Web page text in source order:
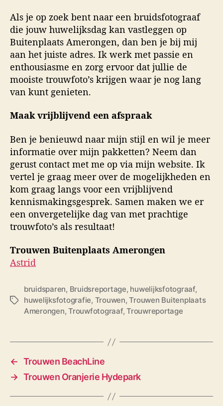
Als je op zoek bent naar een bruidsfotograaf
die jouw huwelijksdag kan vastleggen op
Buitenplaats Amerongen, dan ben je bij mij
aan het juiste adres. Ik werk met passie en
enthousiasme en zorg ervoor dat jullie de
mooiste trouwfoto’s krijgen waar je nog lang
van kunt genieten.
Maak vrijblijvend een afspraak
Ben je benieuwd naar mijn stijl en wil je meer
informatie over mijn pakketten? Neem dan
gerust contact met me op via mijn website. Ik
vertel je graag meer over de mogelijkheden en
kom graag langs voor een vrijblijvend
kennismakingsgesprek. Samen maken we er
een onvergetelijke dag van met prachtige
trouwfoto’s als resultaat!
Trouwen Buitenplaats Amerongen
Astrid
T
bruidsparen, Bruidsreportage, huwelijksfotograaf,
huwelijksfotografie, Trouwen,Trouwen Buitenplaats
Amerongen,Trouwfotograaf,Trouwreportage
← Trouwen BeachLine
→ Trouwen Oranjerie Hydepark